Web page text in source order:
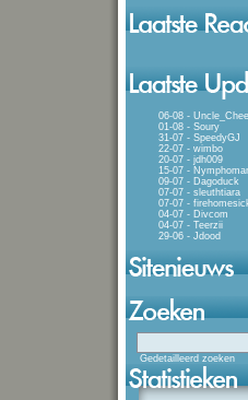
06-08 -
01-08 - Soury
31-07 - SpeedyGJ
22-07 - wimbo
20-07 - jdh009
15-07 -
09-07 - Dagoduck
07-07 - sleuthtiara
07-07 -
04-07 - Divcom
04-07 - Teerzii
29-06 - Jdood
Gedetailleerd zoeken